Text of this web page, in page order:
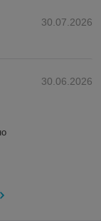
30.07.2026
30.06.2026